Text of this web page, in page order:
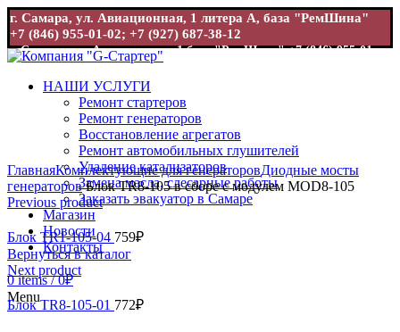
г. Самара, ул. Авиационная, 1 литера А, база "РемШина"
+7 (846) 955-01-02; +7 (927) 687-38-12
г. Самара, ул. Авиационная, 1 база "РемШина" +7 (846) 955-01-
02; +7 (927) 687-38-12
НАШИ УСЛУГИ
Ремонт стартеров
Ремонт генераторов
Восстановление агрегатов
Ремонт автомобильных глушителей
Удаление катализаторов
Замена масла, слесарные работы
Заказать эвакуатор в Самаре
Магазин
Новости
Контакты
0items / 0₽
Menu
Увеличить
ГлавнаяКомплектующие для генераторовДиодные мосты
генераторовБлок TR8-105 в сборе с модулем MOD8-105
Previous product
Блок TR1-105-04 759₽
Вернуться в каталог
Next product
Блок TR8-105-01 772₽